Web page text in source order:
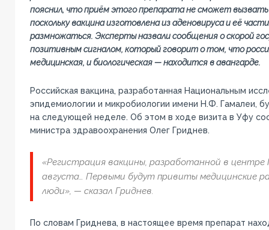
пояснил, что приём этого препарата не сможет вызвать
поскольку вакцина изготовлена из аденовируса и её
размножаться. Эксперты назвали сообщения о скорой
позитивным сигналом, который говорит о том, что
медицинская, и биологическая — находится в авангарде.
Российская вакцина, разработанная Национальным
эпидемиологии и микробиологии имени Н.Ф. Гамалеи,
на следующей неделе. Об этом в ходе визита в Уфу
министра здравоохранения Олег Гриднев.
«Регистрация вакцины, разработанной в центре
августа… Первыми будут привиты медицинские
люди», — сказал Гриднев.
По словам Гриднева, в настоящее время препарат